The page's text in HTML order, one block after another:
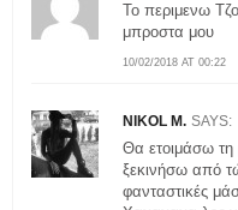
10/02/2018 AT 00:22
Το περιμενω
μπροστα μου
NIKOL M. SAYS:
Θα ετοιμάσω τη
ξεκινήσω από
φανταστικές